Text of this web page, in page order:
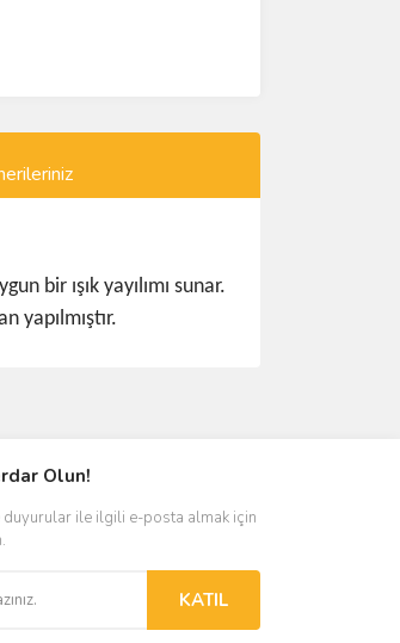
bir ışık yayılımı sunar.
yapılmıştır.
Olun!
duyurular ile ilgili e-posta almak için
KATIL